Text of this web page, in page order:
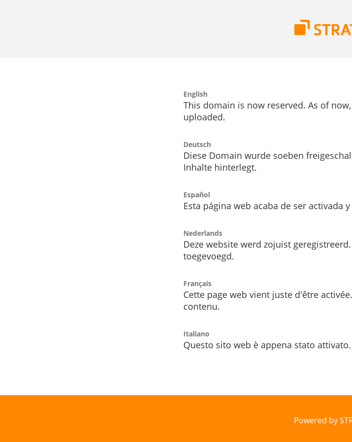
English
This domain is now reserved. As of
uploaded.
Deutsch
Diese Domain wurde soeben
Inhalte hinterlegt.
Español
Esta página web acaba de ser activada
Nederlands
Deze website werd zojuist
toegevoegd.
Français
Cette page web vient juste d'être
contenu.
Italiano
Questo sito web è appena stato
Powered by